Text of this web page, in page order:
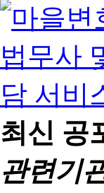
최신 공
관련기